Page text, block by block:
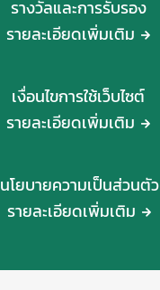
รางวัลและการรับรอง
รายละเอียดเพิ่มเติม
เงื่อนไขการใช้เว็บไซต์
รายละเอียดเพิ่มเติม
นโยบายความเป็นส่วนตัว
รายละเอียดเพิ่มเติม